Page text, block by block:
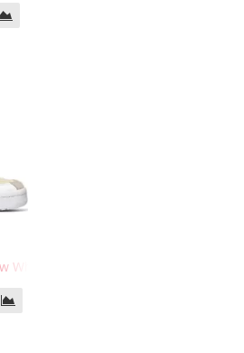
White Vivid Red